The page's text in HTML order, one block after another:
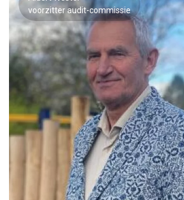
voorzitter audit-commissie